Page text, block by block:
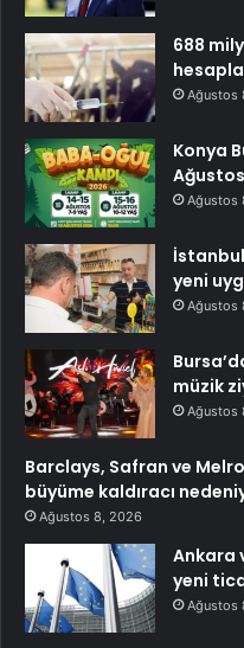
688
Ağustos
Konya
Ağustos
yeni
Ağustos
müzik
Ağustos
Barclays, Safran ve
büyüme kaldıracı
Ağustos 8, 2026
Ankara
yeni
Ağustos